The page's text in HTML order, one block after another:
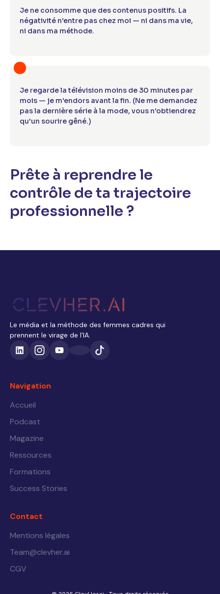
Je ne consomme que des contenus positifs. La
négativité n'entre pas chez moi — ni dans ma vie,
ni dans ma méthode.
Je regarde la télévision moins de 30 minutes par
mois — je m'endors avant la fin. (Ne me demandez
pas la dernière série à la mode, vous n'obtiendrez
qu'un sourire gêné.)
Prête à reprendre le
contrôle de ta trajectoire
professionnelle ?
Le média et la méthode des femmes cadres qui
prennent le virage de l'IA.
Navigation
Accueil
Podcast
Magazine
Ressources
Formations
Success Stories
Contact
Mentions légales
Team@clevher.ai
CGV